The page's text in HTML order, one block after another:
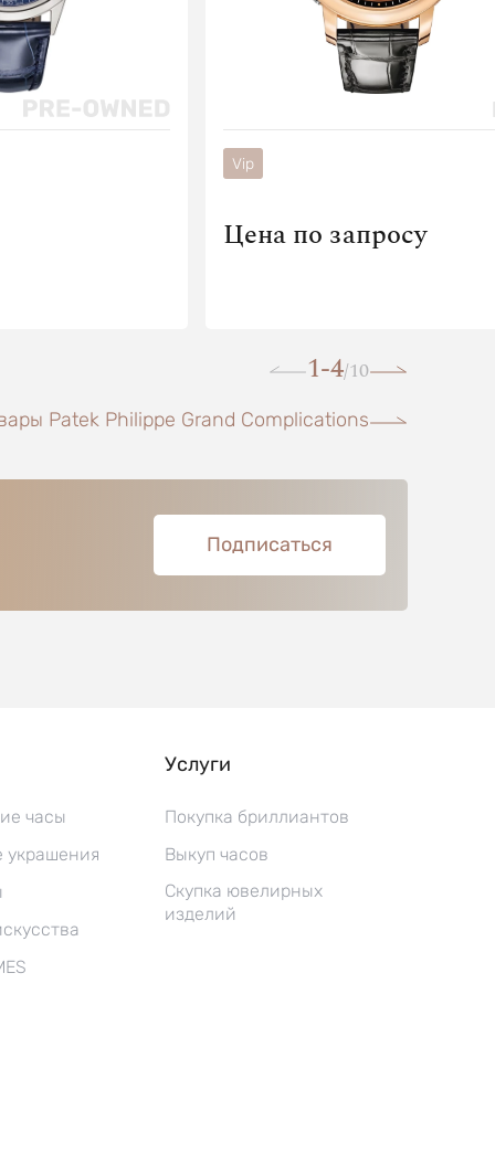
Vip
Цена по запросу
1-4/10
Patek Philippe Grand Complications
Подписаться
часы
Услуги
Покупка бриллиантов
Выкуп часов
Скупка ювелирных
изделий